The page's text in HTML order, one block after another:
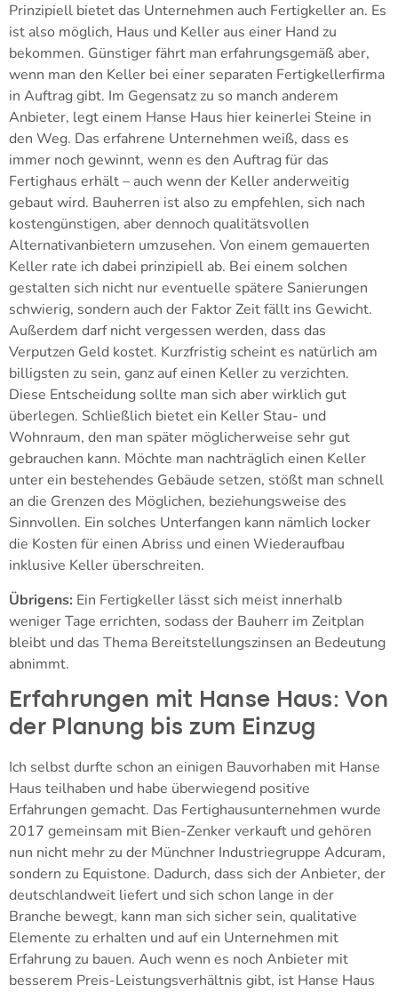
Prinzipiell bietet das Unternehmen auch Fertigkeller an. Es
ist also möglich, Haus und Keller aus einer Hand zu
bekommen. Günstiger fährt man erfahrungsgemäß aber,
wenn man den Keller bei einer separaten Fertigkellerfirma
in Auftrag gibt. Im Gegensatz zu so manch anderem
Anbieter, legt einem Hanse Haus hier keinerlei Steine in
den Weg. Das erfahrene Unternehmen weiß, dass es
immer noch gewinnt, wenn es den Auftrag für das
Fertighaus erhält – auch wenn der Keller anderweitig
gebaut wird. Bauherren ist also zu empfehlen, sich nach
kostengünstigen, aber dennoch qualitätsvollen
Alternativanbietern umzusehen. Von einem gemauerten
Keller rate ich dabei prinzipiell ab. Bei einem solchen
gestalten sich nicht nur eventuelle spätere Sanierungen
schwierig, sondern auch der Faktor Zeit fällt ins Gewicht.
Außerdem darf nicht vergessen werden, dass das
Verputzen Geld kostet. Kurzfristig scheint es natürlich am
billigsten zu sein, ganz auf einen Keller zu verzichten.
Diese Entscheidung sollte man sich aber wirklich gut
überlegen. Schließlich bietet ein Keller Stau- und
Wohnraum, den man später möglicherweise sehr gut
gebrauchen kann. Möchte man nachträglich einen Keller
unter ein bestehendes Gebäude setzen, stößt man schnell
an die Grenzen des Möglichen, beziehungsweise des
Sinnvollen. Ein solches Unterfangen kann nämlich locker
die Kosten für einen Abriss und einen Wiederaufbau
inklusive Keller überschreiten.
Übrigens: Ein Fertigkeller lässt sich meist innerhalb
weniger Tage errichten, sodass der Bauherr im Zeitplan
bleibt und das Thema Bereitstellungszinsen an Bedeutung
abnimmt.
Erfahrungen mit Hanse Haus: Von
der Planung bis zum Einzug
Ich selbst durfte schon an einigen Bauvorhaben mit Hanse
Haus teilhaben und habe überwiegend positive
Erfahrungen gemacht. Das Fertighausunternehmen wurde
2017 gemeinsam mit Bien-Zenker verkauft und gehören
nun nicht mehr zu der Münchner Industriegruppe Adcuram,
sondern zu Equistone. Dadurch, dass sich der Anbieter, der
deutschlandweit liefert und sich schon lange in der
Branche bewegt, kann man sich sicher sein, qualitative
Elemente zu erhalten und auf ein Unternehmen mit
Erfahrung zu bauen. Auch wenn es noch Anbieter mit
besserem Preis-Leistungsverhältnis gibt, ist Hanse Haus